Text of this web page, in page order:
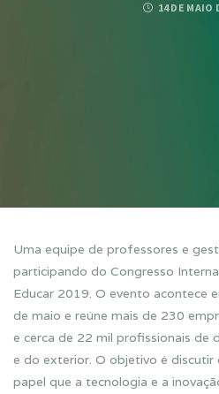
14 DE MAIO
Uma equipe de professores e
participando do Congresso
Educar 2019. O evento acontece
de maio e reúne mais de 230
e cerca de 22 mil profissionais de
e do exterior. O objetivo é
papel que a tecnologia e a